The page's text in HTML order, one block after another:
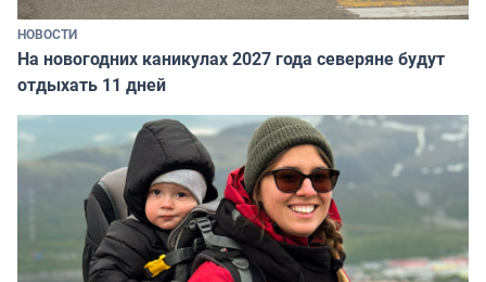
НОВОСТИ
На новогодних каникулах 2027 года северяне будут
отдыхать 11 дней